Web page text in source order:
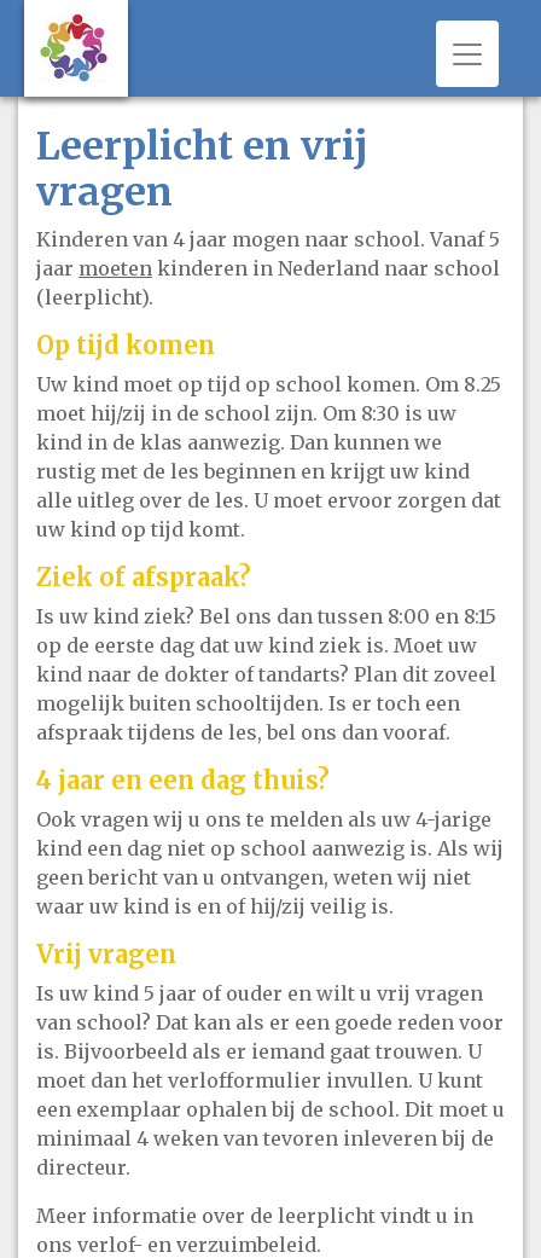
Leerplicht en vrij
vragen
Kinderen van 4 jaar mogen naar school. Vanaf 5
jaar moeten kinderen in Nederland naar school
(leerplicht).
Op tijd komen
Uw kind moet op tijd op school komen. Om 8.25
moet hij/zij in de school zijn. Om 8:30 is uw
kind in de klas aanwezig. Dan kunnen we
rustig met de les beginnen en krijgt uw kind
alle uitleg over de les. U moet ervoor zorgen dat
uw kind op tijd komt.
Ziek of afspraak?
Is uw kind ziek? Bel ons dan tussen 8:00 en 8:15
op de eerste dag dat uw kind ziek is. Moet uw
kind naar de dokter of tandarts? Plan dit zoveel
mogelijk buiten schooltijden. Is er toch een
afspraak tijdens de les, bel ons dan vooraf.
4 jaar en een dag thuis?
Ook vragen wij u ons te melden als uw 4-jarige
kind een dag niet op school aanwezig is. Als wij
geen bericht van u ontvangen, weten wij niet
waar uw kind is en of hij/zij veilig is.
Vrij vragen
Is uw kind 5 jaar of ouder en wilt u vrij vragen
van school? Dat kan als er een goede reden voor
is. Bijvoorbeeld als er iemand gaat trouwen. U
moet dan het verlofformulier invullen. U kunt
een exemplaar ophalen bij de school. Dit moet u
minimaal 4 weken van tevoren inleveren bij de
directeur.
Meer informatie over de leerplicht vindt u in
ons verlof- en verzuimbeleid.